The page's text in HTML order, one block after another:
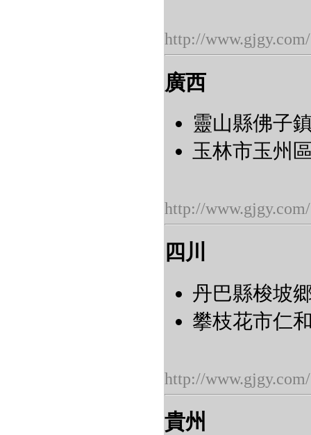
http://www.gjgy.com/
廣西
靈山縣佛子
玉林市玉州
http://www.gjgy.com/
四川
丹巴縣梭坡
攀枝花市仁
http://www.gjgy.com/
貴州